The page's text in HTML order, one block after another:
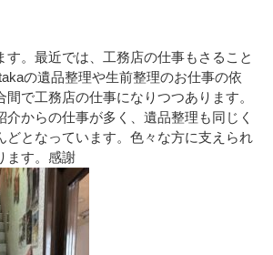
す。最近では、工務店の仕事もさること
の遺品整理や生前整理のお仕事の依
間で工務店の仕事になりつつあります。
介からの仕事が多く、遺品整理も同じく
どとなっています。色々な方に支えられ
ます。感謝